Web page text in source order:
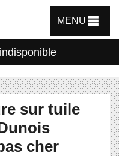
MENU
indisponible
sur tuile
cher